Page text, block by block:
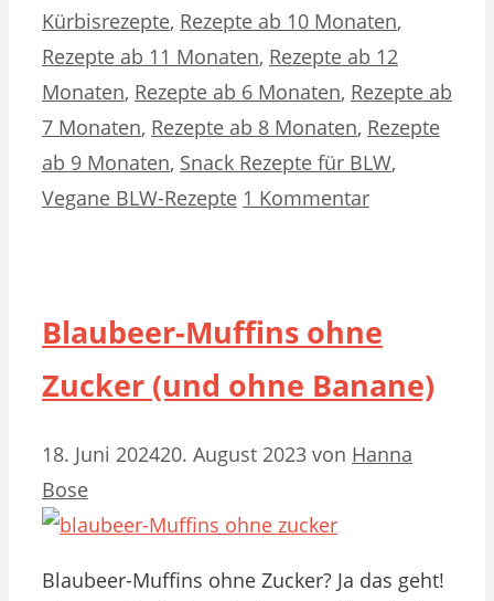
Kürbisrezepte, Rezepte ab 10 Monaten,
Rezepte ab 11 Monaten, Rezepte ab 12
Monaten, Rezepte ab 6 Monaten, Rezepte ab
7 Monaten, Rezepte ab 8 Monaten, Rezepte
ab 9 Monaten, Snack Rezepte für BLW,
Vegane BLW-Rezepte 1 Kommentar
Blaubeer-Muffins ohne
Zucker (und ohne Banane)
18. Juni 202420. August 2023 von Hanna
Bose
Blaubeer-Muffins ohne Zucker? Ja das geht!